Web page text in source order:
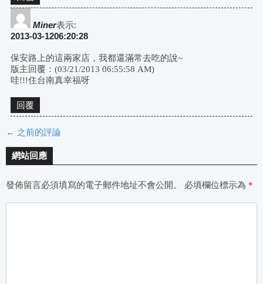
Miner表示:
2013-03-1206:20:28
保安路上的這兩家店，我都還滿常去吃的說~
版主回覆：(03/21/2013 06:55:58 AM)
哇!!!住台南真幸福呀
回覆
評
論
← 之前的評論
網站回應
發佈留言必須填寫的電子郵件地址不會公開。 必填欄位標示為 *